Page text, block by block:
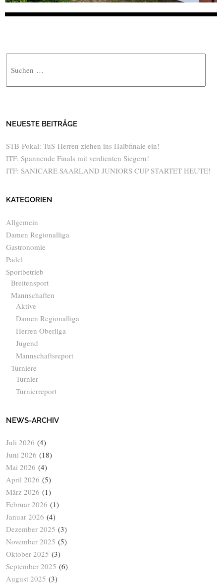
NEUESTE BEITRÄGE
STB-Pokal: TuS-Herren ziehen ins Halbfinale ein!
ITF: Spannende Finals mit verdienten Siegern!
ITF: SANICARE SAARLAND JUNIORS CUP STARTET HEUTE!
KATEGORIEN
Allgemein
Damen Regionalliga
Gastronomie
Padel
Sportbetrieb
Breitensport
Mannschaften
Aktive
Damen Regionalliga
Herren Oberliga
Jugend
Mannschaftsreport
Turniere
Turnier
Turnierreport
NEWS-ARCHIV
Juli 2026 (4)
Juni 2026 (18)
Mai 2026 (4)
April 2026 (5)
März 2026 (1)
Februar 2026 (1)
Januar 2026 (4)
Dezember 2025 (3)
November 2025 (5)
Oktober 2025 (3)
September 2025 (6)
August 2025 (3)